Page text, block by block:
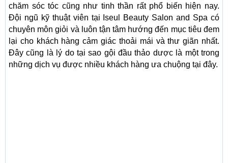
chăm sóc tóc cũng như tinh thần rất phổ biến hiện nay.
Đội ngũ kỹ thuật viên tại Iseul Beauty Salon and Spa có
chuyên môn giỏi và luôn tận tâm hướng đến mục tiêu đem
lại cho khách hàng cảm giác thoải mái và thư giãn nhất.
Đây cũng là lý do tại sao gội đầu thảo dược là một trong
những dịch vụ được nhiều khách hàng ưa chuộng tại đây.